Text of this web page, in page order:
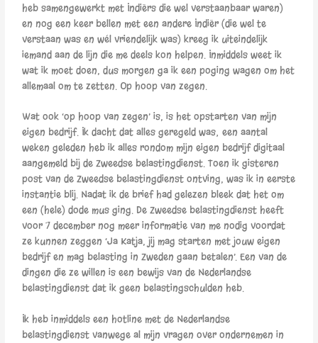
heb samengewerkt met Indiërs die wel verstaanbaar waren)
en nog een keer bellen met een andere Indiër (die wel te
verstaan was en wél vriendelijk was) kreeg ik uiteindelijk
iemand aan de lijn die me deels kon helpen. Inmiddels weet ik
wat ik moet doen, dus morgen ga ik een poging wagen om het
allemaal om te zetten. Op hoop van zegen.
Wat ook ‘op hoop van zegen’ is, is het opstarten van mijn
eigen bedrijf. Ik dacht dat alles geregeld was; een aantal
weken geleden heb ik alles rondom mijn eigen bedrijf digitaal
aangemeld bij de Zweedse belastingdienst. Toen ik gisteren
post van de Zweedse belastingdienst ontving, was ik in eerste
instantie blij. Nadat ik de brief had gelezen bleek dat het om
een (hele) dode mus ging. De Zweedse belastingdienst heeft
voor 7 december nog meer informatie van me nodig voordat
ze kunnen zeggen ‘Ja Katja, jij mag starten met jouw eigen
bedrijf en mag belasting in Zweden gaan betalen’. Een van de
dingen die ze willen is een bewijs van de Nederlandse
belastingdienst dat ik geen belastingschulden heb.
Ik heb inmiddels een hotline met de Nederlandse
belastingdienst vanwege al mijn vragen over ondernemen in